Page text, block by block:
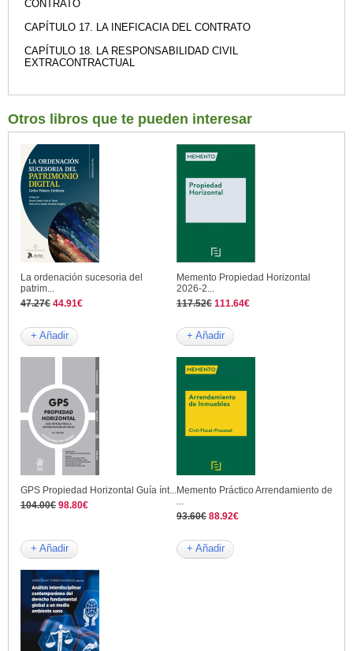
CONTRATO
CAPÍTULO 17. LA INEFICACIA DEL CONTRATO
CAPÍTULO 18. LA RESPONSABILIDAD CIVIL
EXTRACONTRACTUAL
Otros libros que te pueden interesar
La ordenación sucesoria del
patrim...
47.27€ 44.91€
+ Añadir
Memento Propiedad Horizontal
2026-2...
117.52€ 111.64€
+ Añadir
GPS Propiedad Horizontal Guía ínt...
104.00€ 98.80€
+ Añadir
Memento Práctico Arrendamiento de
...
93.60€ 88.92€
+ Añadir